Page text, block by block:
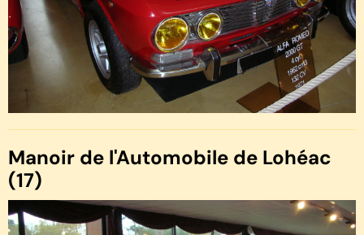
Manoir de l'Automobile de Lohéac
(17)